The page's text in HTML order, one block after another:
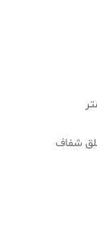
شفاف